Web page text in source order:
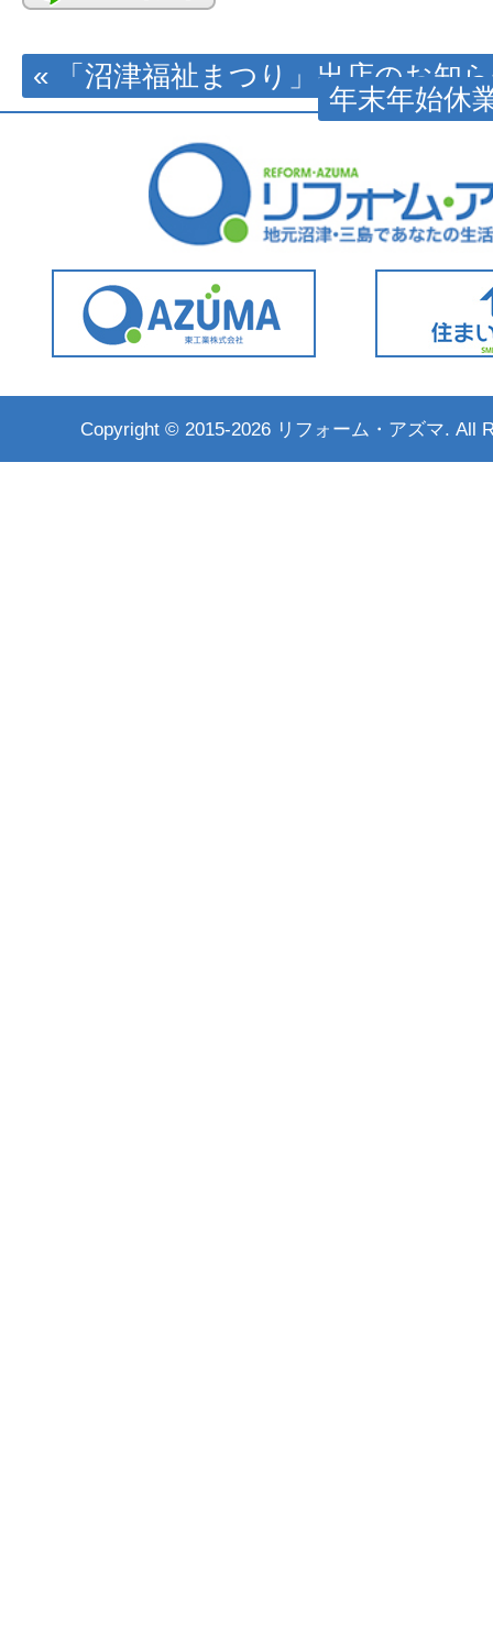
« 「沼津福祉まつり」出店のお知
年末年始休
Copyright © 2015-2026 リフォーム・アズマ. All